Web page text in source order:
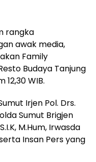
rangka
awak media,
Family
Budaya Tanjung
12,30 WIB.
Irjen Pol. Drs.
Sumut Brigjen
M.Hum, Irwasda
Insan Pers yang